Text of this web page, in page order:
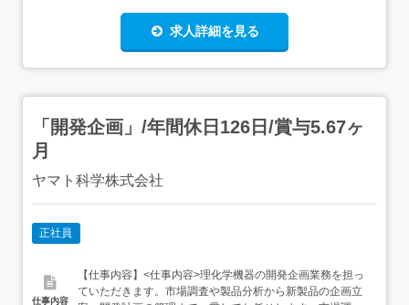
求人詳細を見る
「開発企画」/年間休日126日/賞与5.67ヶ
月
ヤマト科学株式会社
正社員
仕事内容
【仕事内容】<仕事内容>理化学機器の開発企画業務を担っ
ていただきます。市場調査や製品分析から新製品の企画立